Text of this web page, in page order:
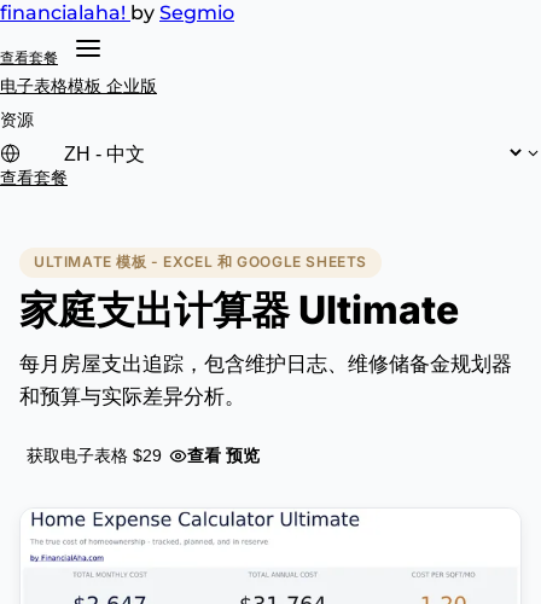
financialaha! by Segmio
查看套餐
电子表格模板 企业版
资源
查看套餐
ULTIMATE 模板 - EXCEL 和 GOOGLE SHEETS
家庭支出计算器 Ultimate
每月房屋支出追踪，包含维护日志、维修储备金规划器
和预算与实际差异分析。
获取电子表格 $29 查看 预览